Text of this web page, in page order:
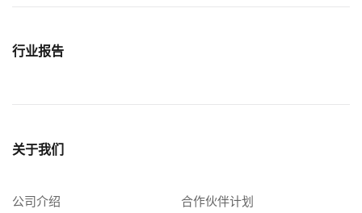
行业报告
关于我们
公司介绍 合作伙伴计划